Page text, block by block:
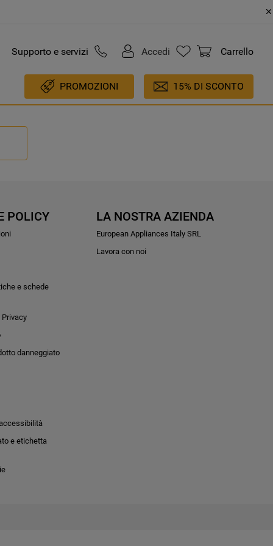
Supporto e servizi Accedi Carrello
PROMOZIONI 15% DI SCONTO
POLICY
e schede
danneggiato
e etichetta
LA NOSTRA AZIENDA
European Appliances Italy SRL
Lavora con noi